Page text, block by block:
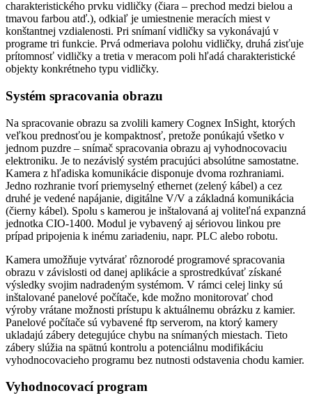
charakteristického prvku vidličky (čiara – prechod medzi bielou a
tmavou farbou atď.), odkiaľ je umiestnenie meracích miest v
konštantnej vzdialenosti. Pri snímaní vidličky sa vykonávajú v
programe tri funkcie. Prvá odmeriava polohu vidličky, druhá zisťuje
prítomnosť vidličky a tretia v meracom poli hľadá charakteristické
objekty konkrétneho typu vidličky.
Systém spracovania obrazu
Na spracovanie obrazu sa zvolili kamery Cognex InSight, ktorých
veľkou prednosťou je kompaktnosť, pretože ponúkajú všetko v
jednom puzdre – snímač spracovania obrazu aj vyhodnocovaciu
elektroniku. Je to nezávislý systém pracujúci absolútne samostatne.
Kamera z hľadiska komunikácie disponuje dvoma rozhraniami.
Jedno rozhranie tvorí priemyselný ethernet (zelený kábel) a cez
druhé je vedené napájanie, digitálne V/V a základná komunikácia
(čierny kábel). Spolu s kamerou je inštalovaná aj voliteľná expanzná
jednotka CIO-1400. Modul je vybavený aj sériovou linkou pre
prípad pripojenia k inému zariadeniu, napr. PLC alebo robotu.
Kamera umožňuje vytvárať rôznorodé programové spracovania
obrazu v závislosti od danej aplikácie a sprostredkúvať získané
výsledky svojim nadradeným systémom. V rámci celej linky sú
inštalované panelové počítače, kde možno monitorovať chod
výroby vrátane možnosti prístupu k aktuálnemu obrázku z kamier.
Panelové počítače sú vybavené ftp serverom, na ktorý kamery
ukladajú zábery detegujúce chybu na snímaných miestach. Tieto
zábery slúžia na spätnú kontrolu a potenciálnu modifikáciu
vyhodnocovacieho programu bez nutnosti odstavenia chodu kamier.
Vyhodnocovací program